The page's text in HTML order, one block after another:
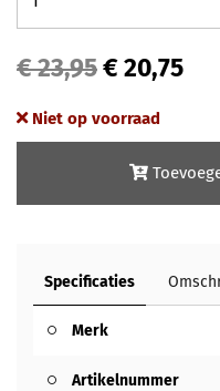
€ 23,95€ 20,75
Niet op voorraad
Specificaties
Merk
Artikelnummer